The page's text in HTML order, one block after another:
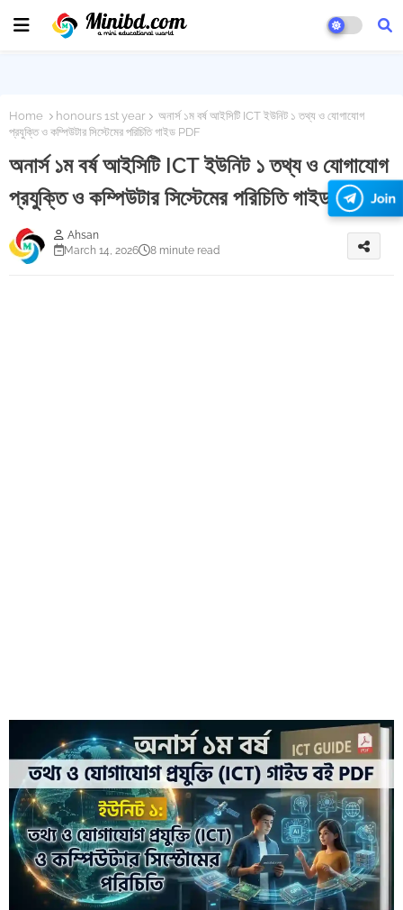
Home honours 1st year
অনার্স ১ম বর্ষ আইসিটি ICT ইউনিট ১ তথ্য ও যোগাযোগ
প্রযুক্তি ও কম্পিউটার সিস্টেমের পরিচিতি গাইড PDF
অনার্স ১ম বর্ষ আইসিটি ICT ইউনিট ১ তথ্য ও যোগাযোগ
প্রযুক্তি ও কম্পিউটার সিস্টেমের পরিচিতি গাইড PDF
Ahsan
March 14, 2026
8 minute read
Join